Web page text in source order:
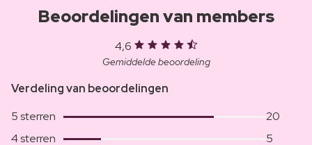
Beoordelingen van members
4,6
Gemiddelde beoordeling
Verdeling van beoordelingen
5 sterren
20
4 sterren
5